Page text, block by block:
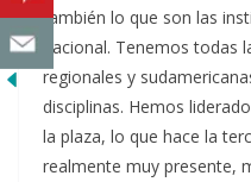
también lo que son las
nacional. Tenemos todas
regionales y
disciplinas. Hemos
la plaza, lo que hace la
realmente muy presente,